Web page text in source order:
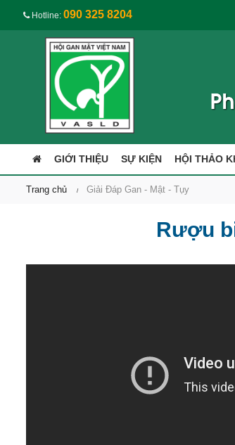
Hotline: 090 325 8204
GIỚI THIỆU SỰ KIỆN HỘI THẢO
Trang chủ Giải Đáp Gan - Mật - Tụy
Rượu